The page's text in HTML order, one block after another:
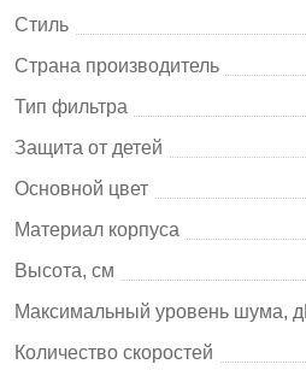
Стиль
Страна производитель
Тип фильтра
Защита от детей
Основной цвет
Материал корпуса
Высота, см
Максимальный уровень шума,
Количество скоростей